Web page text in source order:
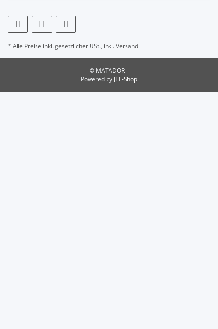
* Alle Preise inkl. gesetzlicher USt., inkl.Versand
© MATADOR
Powered by JTL-Shop